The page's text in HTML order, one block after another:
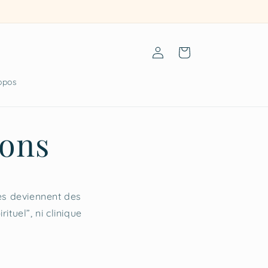
ConnexionPanier
deviennent des
ni clinique